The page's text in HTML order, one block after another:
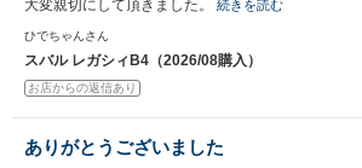
大変親切にして頂きました。 続きを読む
ひでちゃんさん
スバル レガシィB4（2026/08購入）
お店からの返信あり
ありがとうございました